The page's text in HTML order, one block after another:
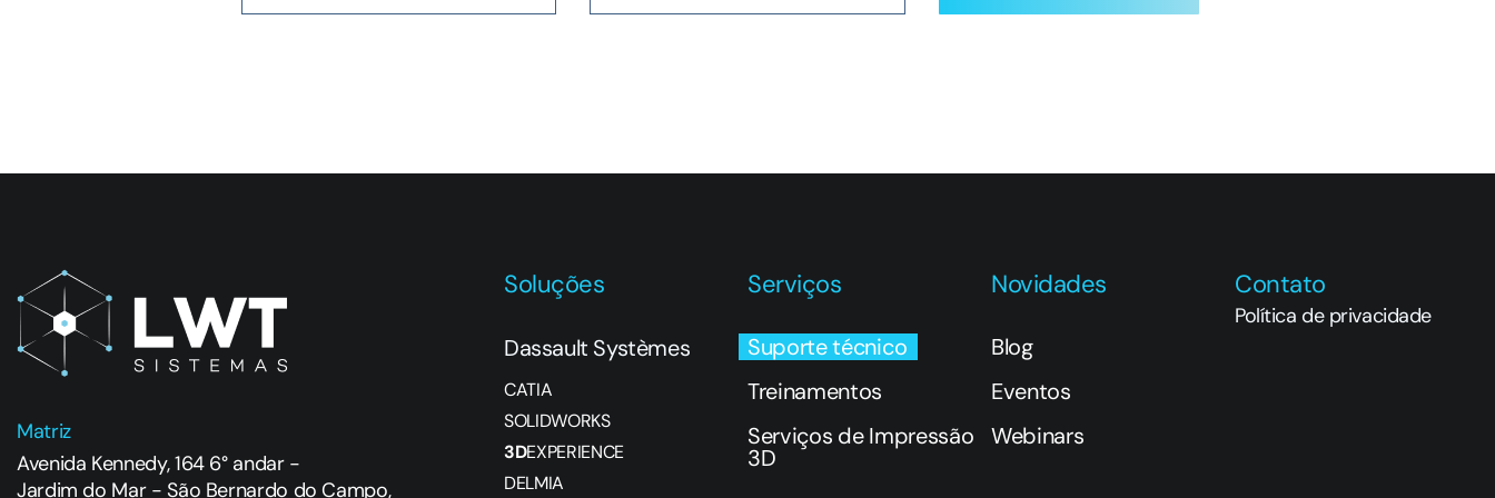
Matriz
Avenida Kennedy, 164 6° andar -
Jardim do Mar - São Bernardo do Campo,
Soluções
Dassault Systèmes
CATIA
SOLIDWORKS
3DEXPERIENCE
DELMIA
Serviços
Suporte técnico
Treinamentos
Serviços de Impressão
3D
Novidades
Blog
Eventos
Webinars
Contato
Política de privacidade